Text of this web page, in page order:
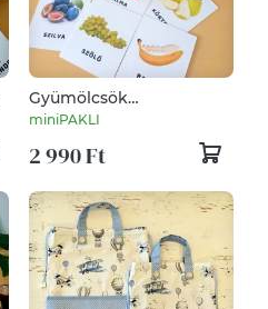
Gyümölcsök
Tanulókártya
miniPAKLI
2 990 Ft